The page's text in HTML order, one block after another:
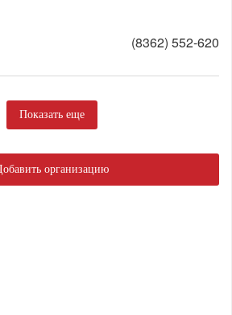
(8362) 552-620
Показать еще
организацию